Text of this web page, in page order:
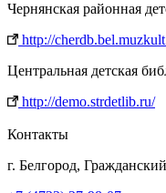
Чернянская районная
http://
Центральная детская
http://demo.strdetlib.ru/
Контакты
г. Белгород,